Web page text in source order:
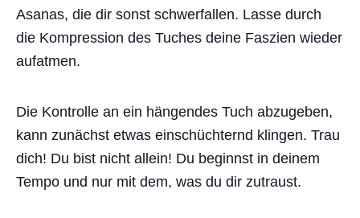
Asanas, die dir sonst schwerfallen. Lasse durch
die Kompression des Tuches deine Faszien wieder
aufatmen.
Die Kontrolle an ein hängendes Tuch abzugeben,
kann zunächst etwas einschüchternd klingen. Trau
dich! Du bist nicht allein! Du beginnst in deinem
Tempo und nur mit dem, was du dir zutraust.